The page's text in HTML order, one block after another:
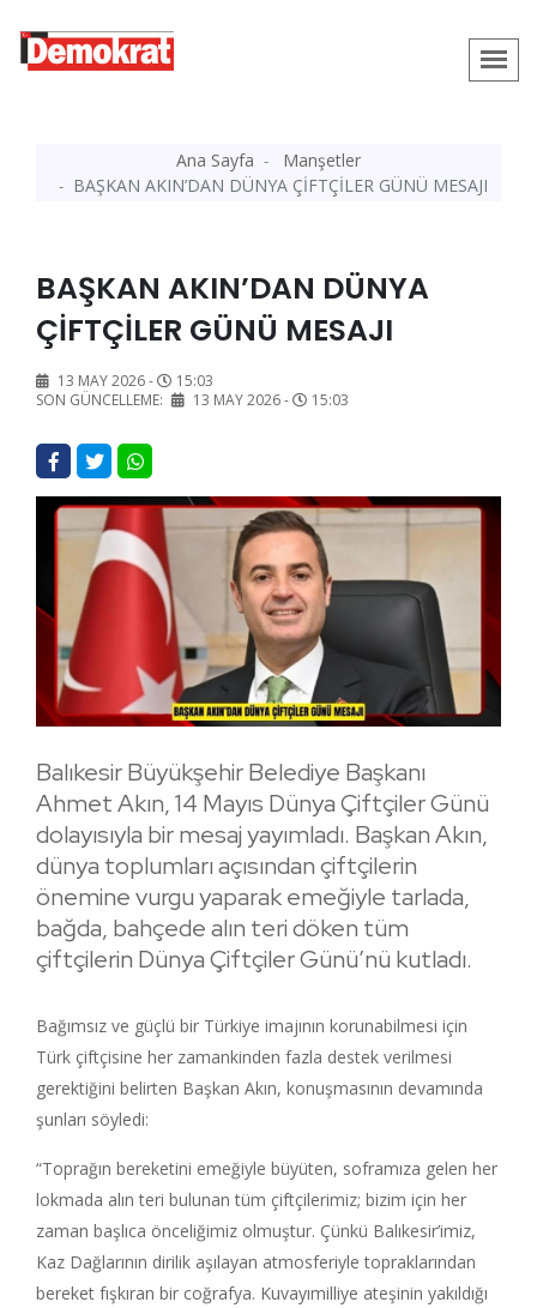
Ana Sayfa
Manşetler
BAŞKAN AKIN’DAN DÜNYA ÇİFTÇİLER GÜNÜ MESAJI
BAŞKAN AKIN’DAN DÜNYA
ÇİFTÇİLER GÜNÜ MESAJI
13 MAY 2026 -
15:03
SON GÜNCELLEME:
13 MAY 2026 - 15:03
Balıkesir Büyükşehir Belediye Başkanı
Ahmet Akın, 14 Mayıs Dünya Çiftçiler Günü
dolayısıyla bir mesaj yayımladı. Başkan Akın,
dünya toplumları açısından çiftçilerin
önemine vurgu yaparak emeğiyle tarlada,
bağda, bahçede alın teri döken tüm
çiftçilerin Dünya Çiftçiler Günü’nü kutladı.
Bağımsız ve güçlü bir Türkiye imajının korunabilmesi için
Türk çiftçisine her zamankinden fazla destek verilmesi
gerektiğini belirten Başkan Akın, konuşmasının devamında
şunları söyledi:
“Toprağın bereketini emeğiyle büyüten, soframıza gelen her
lokmada alın teri bulunan tüm çiftçilerimiz; bizim için her
zaman başlıca önceliğimiz olmuştur. Çünkü Balıkesir’imiz,
Kaz Dağlarının dirilik aşılayan atmosferiyle topraklarından
bereket fışkıran bir coğrafya. Kuvayımilliye ateşinin yakıldığı